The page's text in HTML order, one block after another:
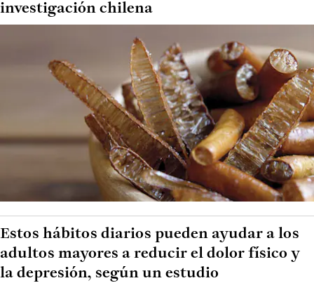
investigación chilena
Estos hábitos diarios pueden ayudar a los
adultos mayores a reducir el dolor físico y
la depresión, según un estudio